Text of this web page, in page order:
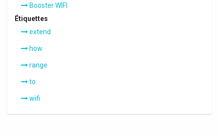
Booster WIFI
Étiquettes
extend
how
range
to
wifi